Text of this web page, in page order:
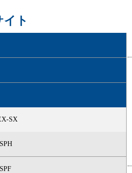
イト
SX
SPH
SPF